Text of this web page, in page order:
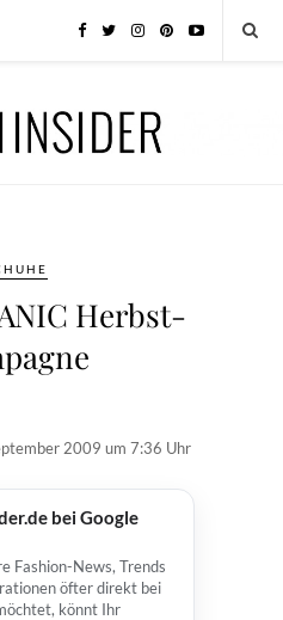
Herbst-
2009 um 7:36 Uhr
bei Google
Fashion-News, Trends
öfter direkt bei
könnt Ihr